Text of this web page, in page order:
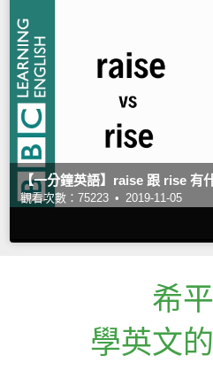
【一分鐘英語】raise 跟 rise 有
觀看次數：75223 • 2019-11-05
希
學英文